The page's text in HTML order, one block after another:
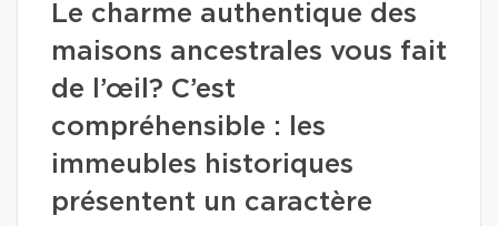
Le charme authentique des
maisons ancestrales vous fait
de l’œil? C’est
compréhensible : les
immeubles historiques
présentent un caractère